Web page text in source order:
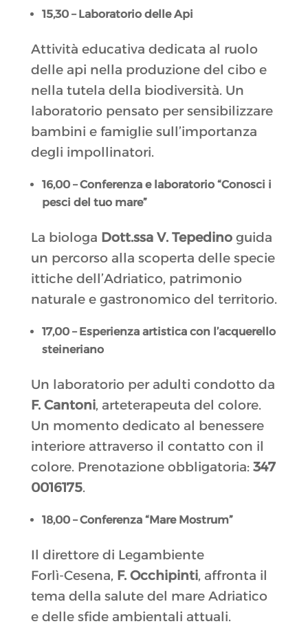
15,30 – Laboratorio delle Api
Attività educativa dedicata al ruolo
delle api nella produzione del cibo e
nella tutela della biodiversità. Un
laboratorio pensato per sensibilizzare
bambini e famiglie sull’importanza
degli impollinatori.
16,00 – Conferenza e laboratorio “Conosci i
pesci del tuo mare”
La biologa Dott.ssa V. Tepedinoguida
un percorso alla scoperta delle specie
ittiche dell’Adriatico, patrimonio
naturale e gastronomico del territorio.
17,00 – Esperienza artistica con l’acquerello
steineriano
Un laboratorio per adulti condotto da
F. Cantoni, arteterapeuta del colore.
Un momento dedicato al benessere
interiore attraverso il contatto con il
colore. Prenotazione obbligatoria: 347
0016175.
18,00 – Conferenza “Mare Mostrum”
Il direttore di Legambiente
Forlì‑Cesena, F. Occhipinti, affronta il
tema della salute del mare Adriatico
e delle sfide ambientali attuali.